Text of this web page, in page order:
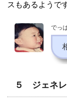
スもあるようで
でっ
５ ジェネ